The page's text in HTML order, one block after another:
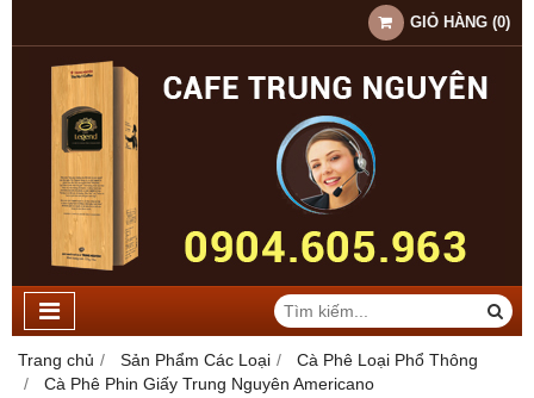
GIỎ HÀNG (0)
Trang chủ Sản Phẩm Các Loại
Cà Phê Loại Phổ Thông
Cà Phê Phin Giấy Trung Nguyên Americano